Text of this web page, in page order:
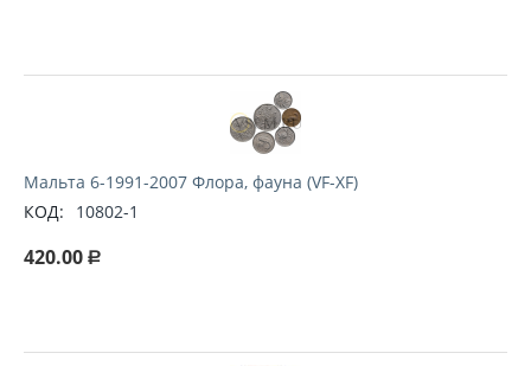
Мальта 6-1991-2007 Флора, фауна (VF-XF)
КОД:
10802-1
420.00 Р